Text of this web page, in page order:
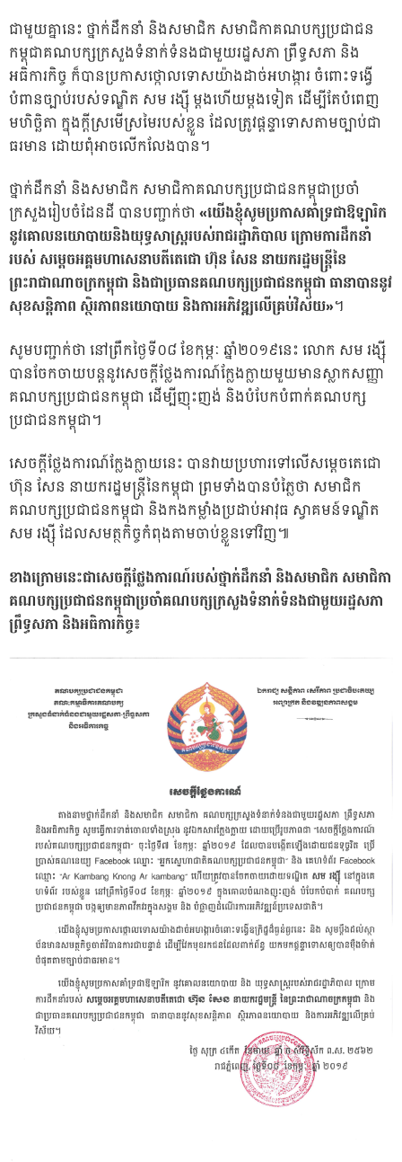
ជាមួយគ្នានេះ ថ្នាក់ដឹកនាំ និងសមាជិក សមាជិកាគណបក្សប្រជាជន
កម្ពុជាគណបក្សក្រសួងទំនាក់ទំនងជាមួយរដ្ឋសភា ព្រឹទ្ធសភា និង
អធិការកិច្ច ក៏បានប្រកាសថ្កោលទោសយ៉ាងដាច់អហង្ការ ចំពោះទង្វើ
បំពានច្បាប់របស់ទណ្ឌិត សម រង្ស៉ី ម្តងហើយម្តងទៀត ដើម្បីតែបំពេញ
មហិច្ឆិតា ក្នុងក្តីស្រមើស្រមៃរបស់ខ្លួន ដែលត្រូវផ្តន្ទាទោសតាមច្បាប់ជា
ធរមាន ដោយពុំអាចលើកលែងបាន។
ថ្នាក់ដឹកនាំ និងសមាជិក សមាជិកាគណបក្សប្រជាជនកម្ពុជាប្រចាំ
ក្រសួងរៀបចំដែនដី បានបញ្ជាក់ថា «យើងខ្ញុំសូមប្រកាសគាំទ្រជាឱឡារិក
នូវគោលនយោបាយនិងយុទ្ធសាស្ត្ររបស់រាជរដ្ឋាភិបាល ក្រោមការដឹកនាំ
របស់ សម្តេចអគ្គមហាសេនាបតីតេជោ ហ៊ុន សែន នាយករដ្ឋមន្ត្រីនៃ
ព្រះរាជាណាចក្រកម្ពុជា និងជាប្រធានគណបក្សប្រជាជនកម្ពុជា ធានាបាននូវ
សុខសន្តិភាព ស្ថិរភាពនយោបាយ និងការអភិវឌ្ឍលើគ្រប់វិស័យ»។
សូមបញ្ជាក់ថា នៅព្រឹកថ្ងៃទី០៨ ខែកុម្ភៈ ឆ្នាំ២០១៩នេះ លោក សម រង្ស៉ី
បានចែកចាយបន្តនូវសេចក្តីថ្លែងការណ៍ក្លែងក្លាយមួយមានស្លាកសញ្ញា
គណបក្សប្រជាជនកម្ពុជា ដើម្បីញុះញង់ និងបំបែកបំពាក់គណបក្ស
ប្រជាជនកម្ពុជា។
សេចក្តីថ្លែងការណ៍ក្លែងក្លាយនេះ បានវាយប្រហារទៅលើសម្តេចតេជោ
ហ៊ុន សែន នាយករដ្ឋមន្រ្តីនៃកម្ពុជា ព្រមទាំងបានបំភ្លៃថា សមាជិក
គណបក្សប្រជាជនកម្ពុជា និងកងកម្លាំងប្រដាប់អាវុធ ស្វាគមន៍ទណ្ឌិត
សម រង្ស៉ី ដែលសមត្ថកិច្ចកំពុងតាមចាប់ខ្លួនទៅវិញ៕
ខាងក្រោមនេះជាសេចក្តីថ្លែងការណ៍របស់ថ្នាក់ដឹកនាំ និងសមាជិក សមាជិកា
គណបក្សប្រជាជនកម្ពុជាប្រចាំគណបក្សក្រសួងទំនាក់ទំនងជាមួយរដ្ឋសភា
ព្រឹទ្ធសភា និងអធិការកិច្ច៖